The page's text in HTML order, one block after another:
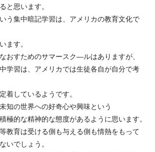
と思います。
う集中暗記学習は、アメリカの教育文化で
ます。
おすためのサマースク―ルはありますが、
学習は、アメリカでは生徒各自が自分で考
着しているようです。
知の世界への好奇心や興味という
極的な精神的な態度があるように思います。
教育は受ける側も与える側も情熱をもって
いでしょう。